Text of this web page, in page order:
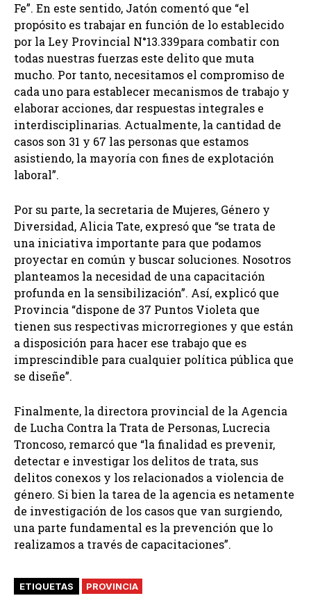
Fe”. En este sentido, Jatón comentó que “el
propósito es trabajar en función de lo establecido
por la Ley Provincial N°13.339para combatir con
todas nuestras fuerzas este delito que muta
mucho. Por tanto, necesitamos el compromiso de
cada uno para establecer mecanismos de trabajo y
elaborar acciones, dar respuestas integrales e
interdisciplinarias. Actualmente, la cantidad de
casos son 31 y 67 las personas que estamos
asistiendo, la mayoría con fines de explotación
laboral”.
Por su parte, la secretaria de Mujeres, Género y
Diversidad, Alicia Tate, expresó que “se trata de
una iniciativa importante para que podamos
proyectar en común y buscar soluciones. Nosotros
planteamos la necesidad de una capacitación
profunda en la sensibilización”. Así, explicó que
Provincia “dispone de 37 Puntos Violeta que
tienen sus respectivas microrregiones y que están
a disposición para hacer ese trabajo que es
imprescindible para cualquier política pública que
se diseñe”.
Finalmente, la directora provincial de la Agencia
de Lucha Contra la Trata de Personas, Lucrecia
Troncoso, remarcó que “la finalidad es prevenir,
detectar e investigar los delitos de trata, sus
delitos conexos y los relacionados a violencia de
género. Si bien la tarea de la agencia es netamente
de investigación de los casos que van surgiendo,
una parte fundamental es la prevención que lo
realizamos a través de capacitaciones”.
ETIQUETAS PROVINCIA